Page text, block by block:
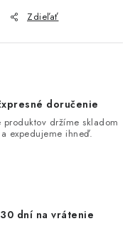
Zdieľať
doručenie
produktov držíme skladom
a expedujeme ihneď.
30 dní na vrátenie